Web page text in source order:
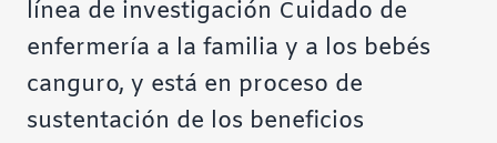
línea de investigación Cuidado de
enfermería a la familia y a los bebés
canguro, y está en proceso de
sustentación de los beneficios